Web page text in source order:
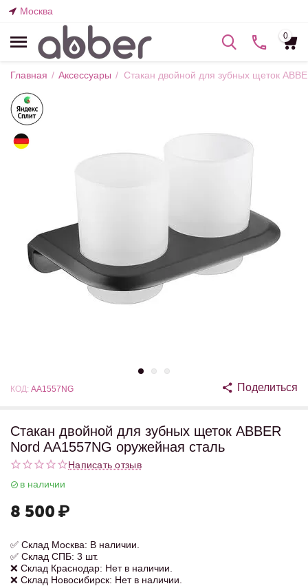
Москва
0
Главная / Аксессуары / Стакан двойной для зубных щеток
КОД: AA1557NG Поделиться
Стакан двойной для зубных щеток ABBER
Nord AA1557NG оружейная сталь
Написать отзыв
в наличии
8 500 ₽
✅ Склад Москва: В наличии.
✅ Склад СПБ: 3 шт.
❌ Склад Краснодар: Нет в наличии.
❌ Склад Новосибирск: Нет в наличии.